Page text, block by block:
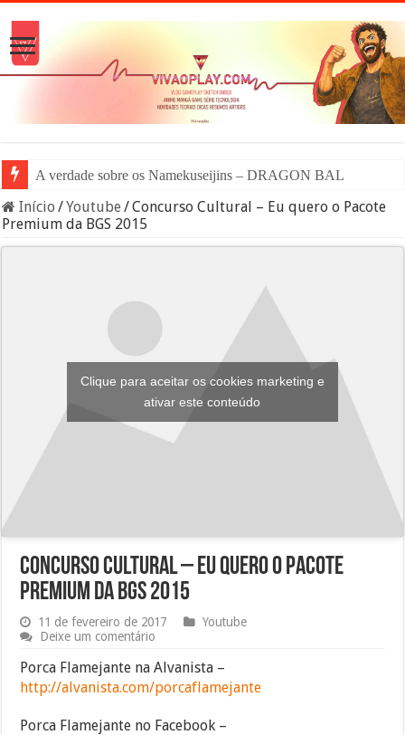
A verdade sobre os Namekuseijins – DRAGON BALL #News
Início /Youtube /Concurso Cultural – Eu quero o Pacote
Premium da BGS 2015
Clique para aceitar os cookies marketing e
ativar este conteúdo
Concurso Cultural – Eu quero o Pacote
Premium da BGS 2015
11 de fevereiro de 2017
Youtube
Deixe um comentário
Porca Flamejante na Alvanista –
http://alvanista.com/porcaflamejante
Porca Flamejante no Facebook –